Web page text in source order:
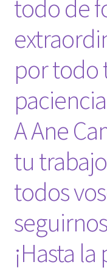
todo de
por todo
A Ane
tu
todos
¡Hasta